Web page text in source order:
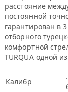
расстояние
постоянной
гарантирован в
отборного
комфортной
TURQUA одной
Калибр